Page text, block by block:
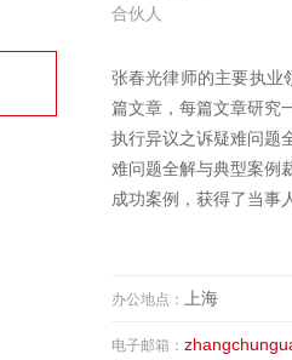
合伙人
张春光律师的主要执业
篇文章，每篇文章研究
执行异议之诉疑难问题
难问题全解与典型案例
成功案例，获得了当事
办公地点： 上海
电子邮箱：